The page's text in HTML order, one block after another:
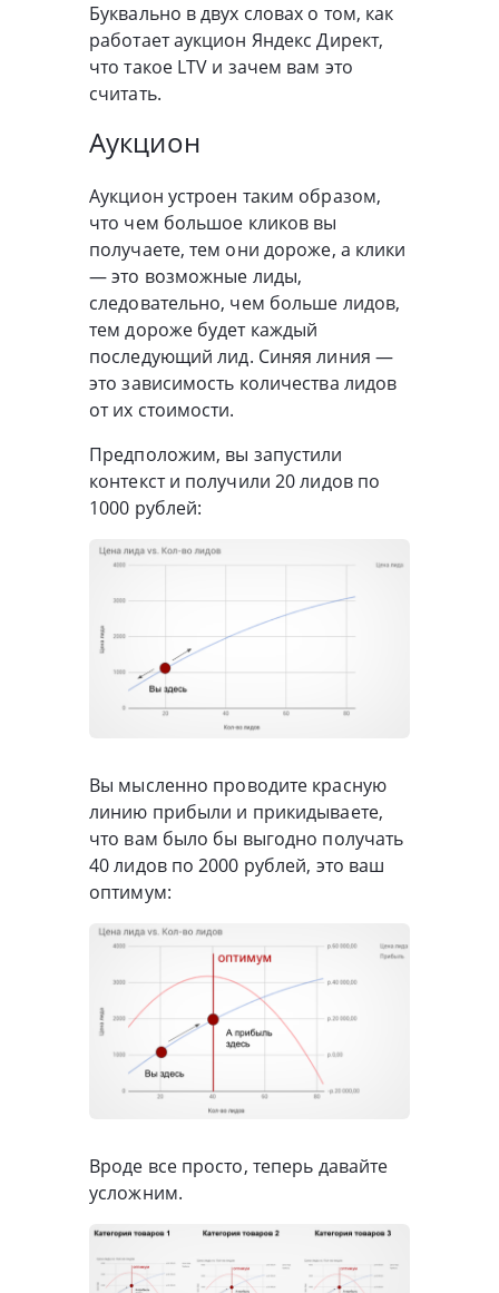
Буквально в двух словах о том, как
работает аукцион Яндекс Директ,
что такое LTV и зачем вам это
считать.
Аукцион
Аукцион устроен таким образом,
что чем большое кликов вы
получаете, тем они дороже, а клики
— это возможные лиды,
следовательно, чем больше лидов,
тем дороже будет каждый
последующий лид. Синяя линия —
это зависимость количества лидов
от их стоимости.
Предположим, вы запустили
контекст и получили 20 лидов по
1000 рублей:
Вы мысленно проводите красную
линию прибыли и прикидываете,
что вам было бы выгодно получать
40 лидов по 2000 рублей, это ваш
оптимум:
Вроде все просто, теперь давайте
усложним.